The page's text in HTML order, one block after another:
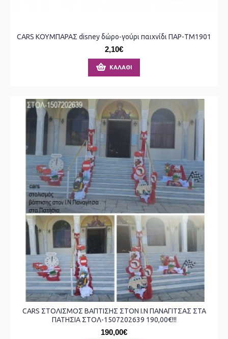
CARS ΚΟΥΜΠΑΡΑΣ disney δώρο-γούρι παιχνίδι ΠΑΡ-ΤΜ1901
2,10€
ΚΑΛΆΘΙ
CARS ΣΤΟΛΙΣΜΟΣ ΒΑΠΤΙΣΗΣ ΣΤΟΝ Ι.Ν ΠΑΝΑΓΙΤΣΑΣ ΣΤΑ
ΠΑΤΗΣΙΑ ΣΤΟΛ-1507202639 190,00€!!!
190,00€